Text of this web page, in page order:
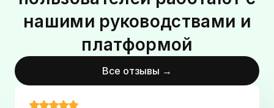
Очень понравилось! Екатерина четко ответила на
все вопросы, подсветила неочевидные моменты
и посоветовала как можно проще поступить
исходя из опыта предыдущих кейсов
нашими руководствами и
платформой
Все отзывы →